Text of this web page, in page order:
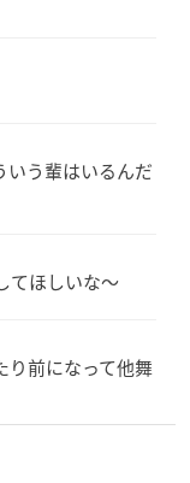
いう輩はいるんだ
てほしいな〜
り前になって他舞